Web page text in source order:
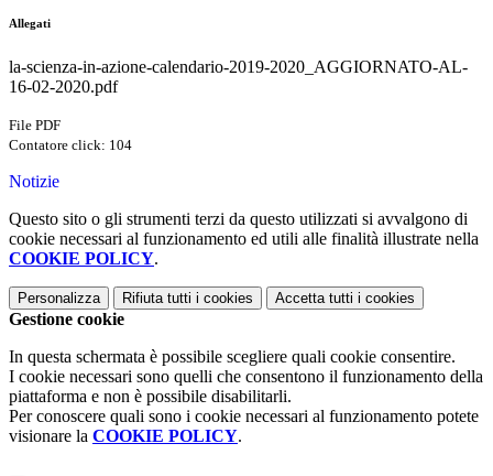
Allegati
la-scienza-in-azione-calendario-2019-2020_AGGIORNATO-AL-
16-02-2020.pdf
File PDF
Contatore click: 104
Notizie
Questo sito o gli strumenti terzi da questo utilizzati si avvalgono di
cookie necessari al funzionamento ed utili alle finalità illustrate nella
COOKIE POLICY.
Personalizza Rifiuta tutti i cookies Accetta tutti i cookies
Gestione cookie
In questa schermata è possibile scegliere quali cookie consentire.
I cookie necessari sono quelli che consentono il funzionamento della
piattaforma e non è possibile disabilitarli.
Per conoscere quali sono i cookie necessari al funzionamento potete
visionare la COOKIE POLICY.